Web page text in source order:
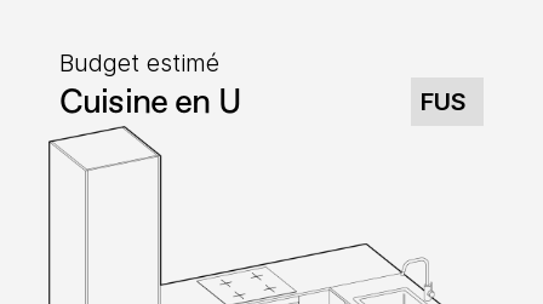
Budget estimé
Cuisine en U FUS